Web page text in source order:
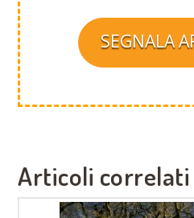
SEGNALA
Articoli correlati